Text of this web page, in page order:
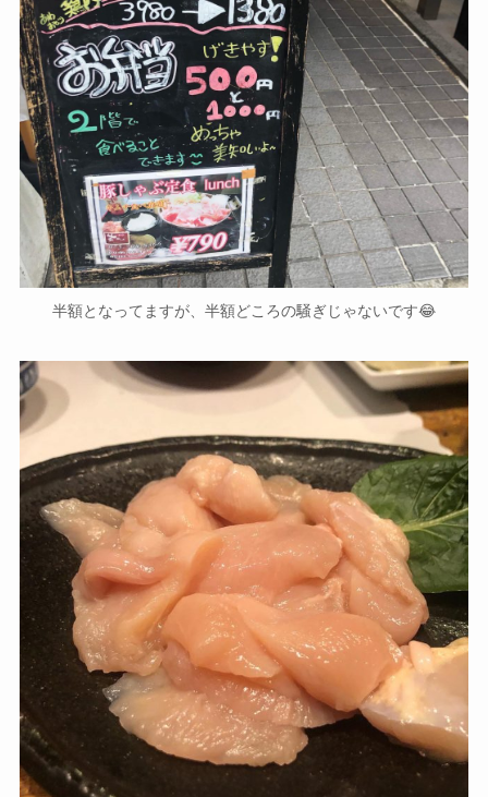
半額となってますが、半額どころの騒ぎじゃないです😂